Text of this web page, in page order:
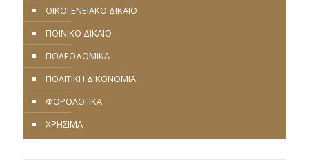
ΟΙΚΟΓΕΝΕΙΑΚΟ ΔΙΚΑΙΟ
ΠΟΙΝΙΚΟ ΔΙΚΑΙΟ
ΠΟΛΕΟΔΟΜΙΚΑ
ΠΟΛΙΤΙΚΗ ΔΙΚΟΝΟΜΙΑ
ΦΟΡΟΛΟΓΙΚΑ
ΧΡΗΣΙΜΑ